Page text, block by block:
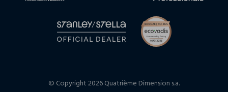
© Copyright 2026 Quatrième Dimension s.a.